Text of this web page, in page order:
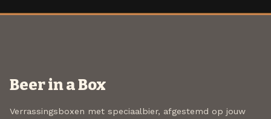
Beer in a Box
Verrassingsboxen met speciaalbier, afgestemd op jouw